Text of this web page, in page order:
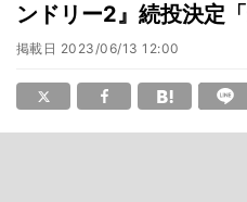
ンドリー2』続投決定「
掲載日 2023/06/13 12:00